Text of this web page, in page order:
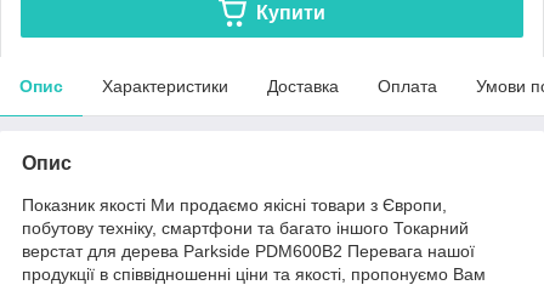
Купити
Опис Характеристики Доставка Оплата Умови
Опис
Показник якості Ми продаємо якісні товари з Європи,
побутову техніку, смартфони та багато іншого Токарний
верстат для дерева Parkside PDM600B2 Перевага нашої
продукції в співвідношенні ціни та якості, пропонуємо Вам